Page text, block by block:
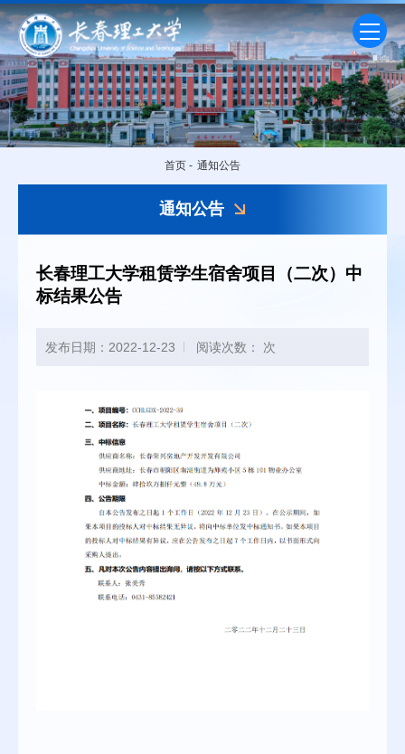
通知公告
首页 - 通知公告
长春理工大学租赁学生宿舍项目（二次）中
标结果公告
发布日期：2022-12-23 阅读次数： 次